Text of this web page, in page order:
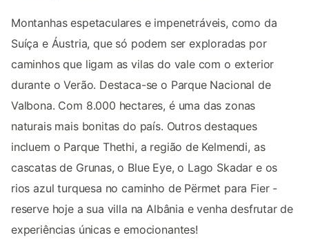
Montanhas espetaculares e impenetráveis, como da
Suíça e Áustria, que só podem ser exploradas por
caminhos que ligam as vilas do vale com o exterior
durante o Verão. Destaca-se o Parque Nacional de
Valbona. Com 8.000 hectares, é uma das zonas
naturais mais bonitas do país. Outros destaques
incluem o Parque Thethi, a região de Kelmendi, as
cascatas de Grunas, o Blue Eye, o Lago Skadar e os
rios azul turquesa no caminho de Përmet para Fier -
reserve hoje a sua villa na Albânia e venha desfrutar de
experiências únicas e emocionantes!